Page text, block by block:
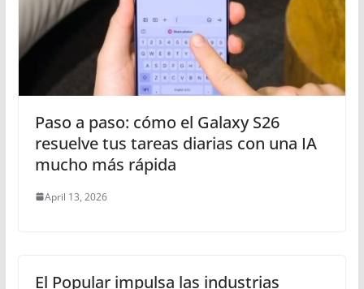
Paso a paso: cómo el Galaxy S26
resuelve tus tareas diarias con una IA
mucho más rápida
April 13, 2026
El Popular impulsa las industrias